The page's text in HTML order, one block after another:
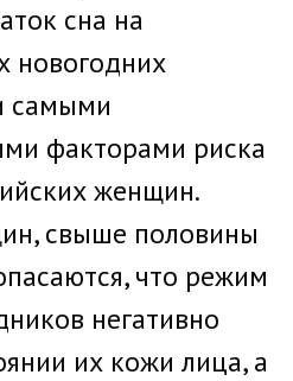
сна на
новогодних
самыми
факторами риска
женщин.
свыше половины
что режим
негативно
их кожи лица, а